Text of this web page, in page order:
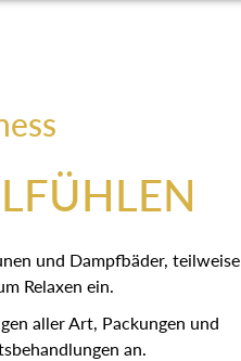
und Dampfbäder, teilweise
Relaxen ein.
aller Art, Packungen und
an.